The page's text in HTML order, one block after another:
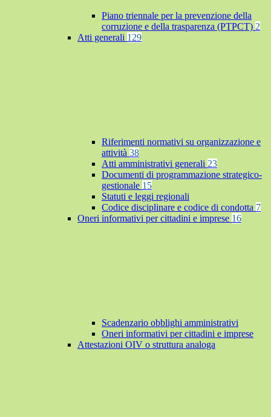
Piano triennale per la prevenzione della
corruzione e della trasparenza (PTPCT) 2
Atti generali 129
Riferimenti normativi su organizzazione e
attività 38
Atti amministrativi generali 23
Documenti di programmazione strategico-
gestionale 15
Statuti e leggi regionali
Codice disciplinare e codice di condotta 7
Oneri informativi per cittadini e imprese 16
Scadenzario obblighi amministrativi
Oneri informativi per cittadini e imprese
Attestazioni OIV o struttura analoga